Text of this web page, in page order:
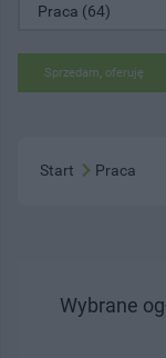
Sprzedam, oferuję
Start Praca
Wybrane